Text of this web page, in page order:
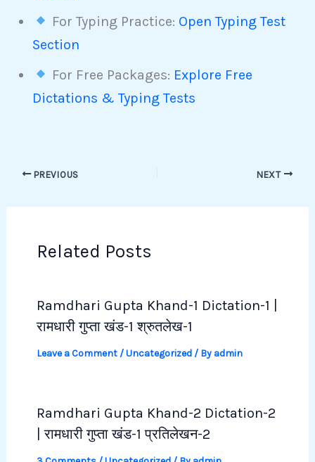
For Typing Practice: Open Typing Test
Section
For Free Packages: Explore Free
Dictations & Typing Tests
PREVIOUS NEXT
Related Posts
Ramdhari Gupta Khand-1 Dictation-1 |
रामधारी गुप्ता खंड-1 श्रुतलेख-1
Leave a Comment /Uncategorized/ Byadmin
Ramdhari Gupta Khand-2 Dictation-2
| रामधारी गुप्ता खंड-1 प्रतिलेखन-2